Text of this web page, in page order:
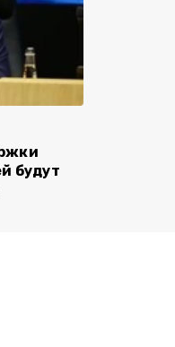
будут